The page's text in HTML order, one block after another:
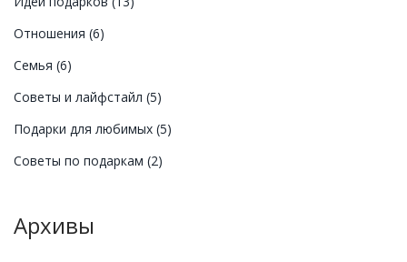
Отношения (6)
Семья (6)
Советы и лайфстайл (5)
Подарки для любимых (5)
Советы по подаркам (2)
Архивы